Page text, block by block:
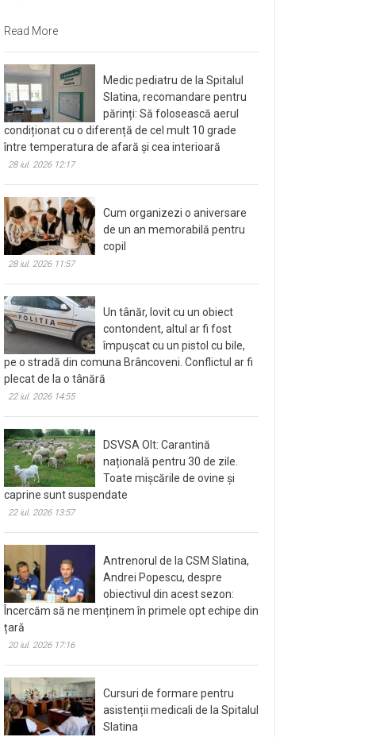
Read More
Medic pediatru de la Spitalul
Slatina, recomandare pentru
părinți: Să folosească aerul
condiționat cu o diferență de cel mult 10 grade
între temperatura de afară și cea interioară
28 iul. 2026 12:17
Cum organizezi o aniversare
de un an memorabilă pentru
copil
28 iul. 2026 11:57
Un tânăr, lovit cu un obiect
contondent, altul ar fi fost
împușcat cu un pistol cu bile,
pe o stradă din comuna Brâncoveni. Conflictul ar fi
plecat de la o tânără
22 iul. 2026 14:55
DSVSA Olt: Carantină
națională pentru 30 de zile.
Toate mișcările de ovine și
caprine sunt suspendate
22 iul. 2026 13:57
Antrenorul de la CSM Slatina,
Andrei Popescu, despre
obiectivul din acest sezon:
Încercăm să ne menținem în primele opt echipe din
țară
20 iul. 2026 17:16
Cursuri de formare pentru
asistenții medicali de la Spitalul
Slatina